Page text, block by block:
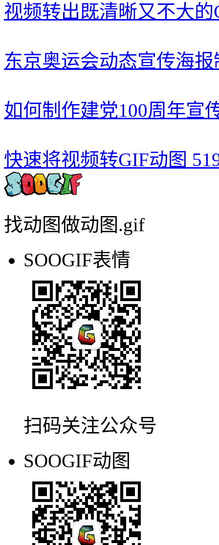
视频转出既清晰又不大的
东京奥运会动态宣传海
如何制作建党100周年宣
快速将视频转GIF动图
找动图做动图.gif
SOOGIF表情
扫码关注公众号
SOOGIF动图